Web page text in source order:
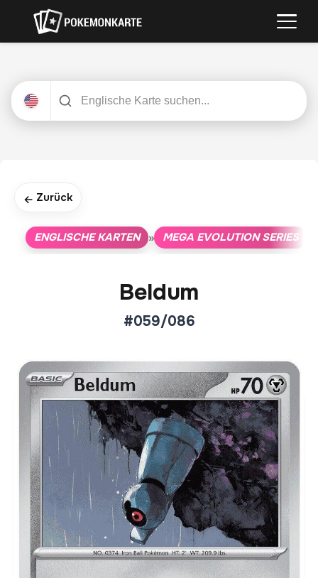
← Zurück
ENGLISCHE KARTEN » MEGA EVOLUTION SERIES
Beldum
#059/086
Aktueller Marktpreis
€0,11
Normal
€0,21